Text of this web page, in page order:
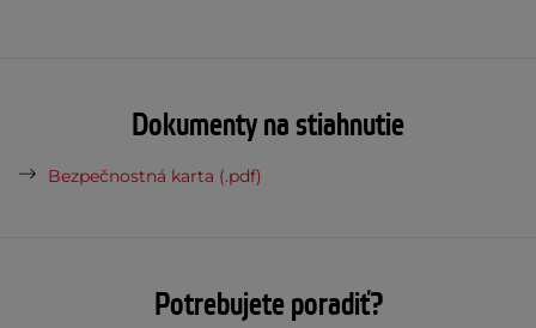
Dokumenty na stiahnutie
Bezpečnostná karta (.pdf)
Potrebujete poradiť?